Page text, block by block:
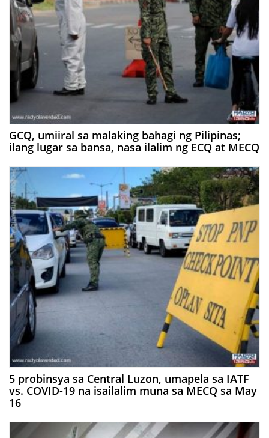
GCQ, umiiral sa malaking bahagi ng Pilipinas;
ilang lugar sa bansa, nasa ilalim ng ECQ at MECQ
5 probinsya sa Central Luzon, umapela sa IATF
vs. COVID-19 na isailalim muna sa MECQ sa May
16